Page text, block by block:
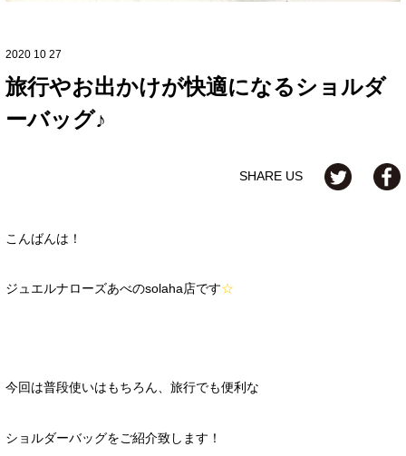
2020 10 27
旅行やお出かけが快適になるショルダ
ーバッグ♪
SHARE US
こんばんは！
ジュエルナローズあべのsolaha店です☆
今回は普段使いはもちろん、旅行でも便利な
ショルダーバッグをご紹介致します！